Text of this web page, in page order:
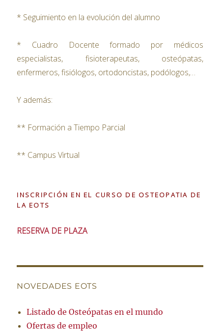
* Seguimiento en la evolución del alumno
* Cuadro Docente formado por médicos
especialistas, fisioterapeutas, osteópatas,
enfermeros, fisiólogos, ortodoncistas, podólogos,…
Y además:
** Formación a Tiempo Parcial
** Campus Virtual
INSCRIPCIÓN EN EL CURSO DE OSTEOPATIA DE
LA EOTS
RESERVA DE PLAZA
NOVEDADES EOTS
Listado de Osteópatas en el mundo
Ofertas de empleo